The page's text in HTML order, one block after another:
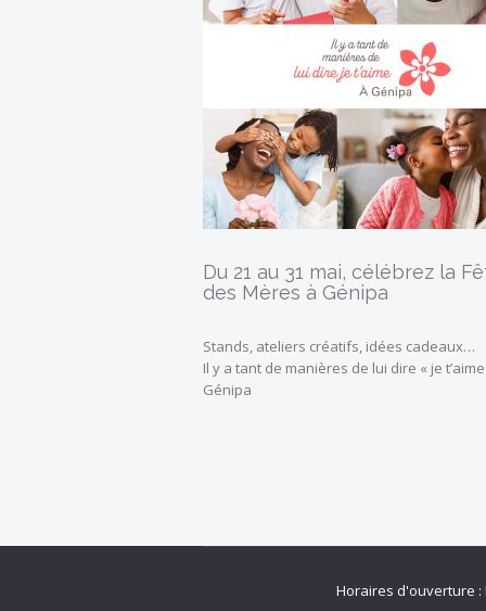
Du 21 au 31 mai, célébrez la
des Mères à Génipa
Stands, ateliers créatifs, idées cadeaux…
Il y a tant de manières de lui dire « je
Génipa
Horaires d'ouverture :